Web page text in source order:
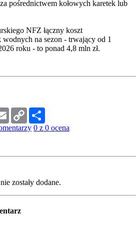
pośrednictwem kołowych karetek lub
NFZ łączny koszt
na sezon - trwający od 1
roku - to ponad 4,8 mln zł.
Email Copy
Link
0 z 0 ocena
zostały dodane.